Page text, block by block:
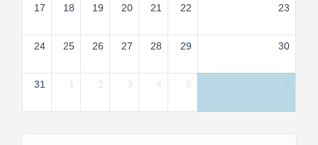
17 18 19 20 21 22 23
24 25 26 27 28 29 30
31 1 2 3 4 5